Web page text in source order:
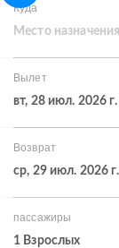
Куда
Место назначения
Вылет
вт, 28 июл. 2026 г.
Возврат
ср, 29 июл. 2026 г.
пассажиры
1 Взрослых